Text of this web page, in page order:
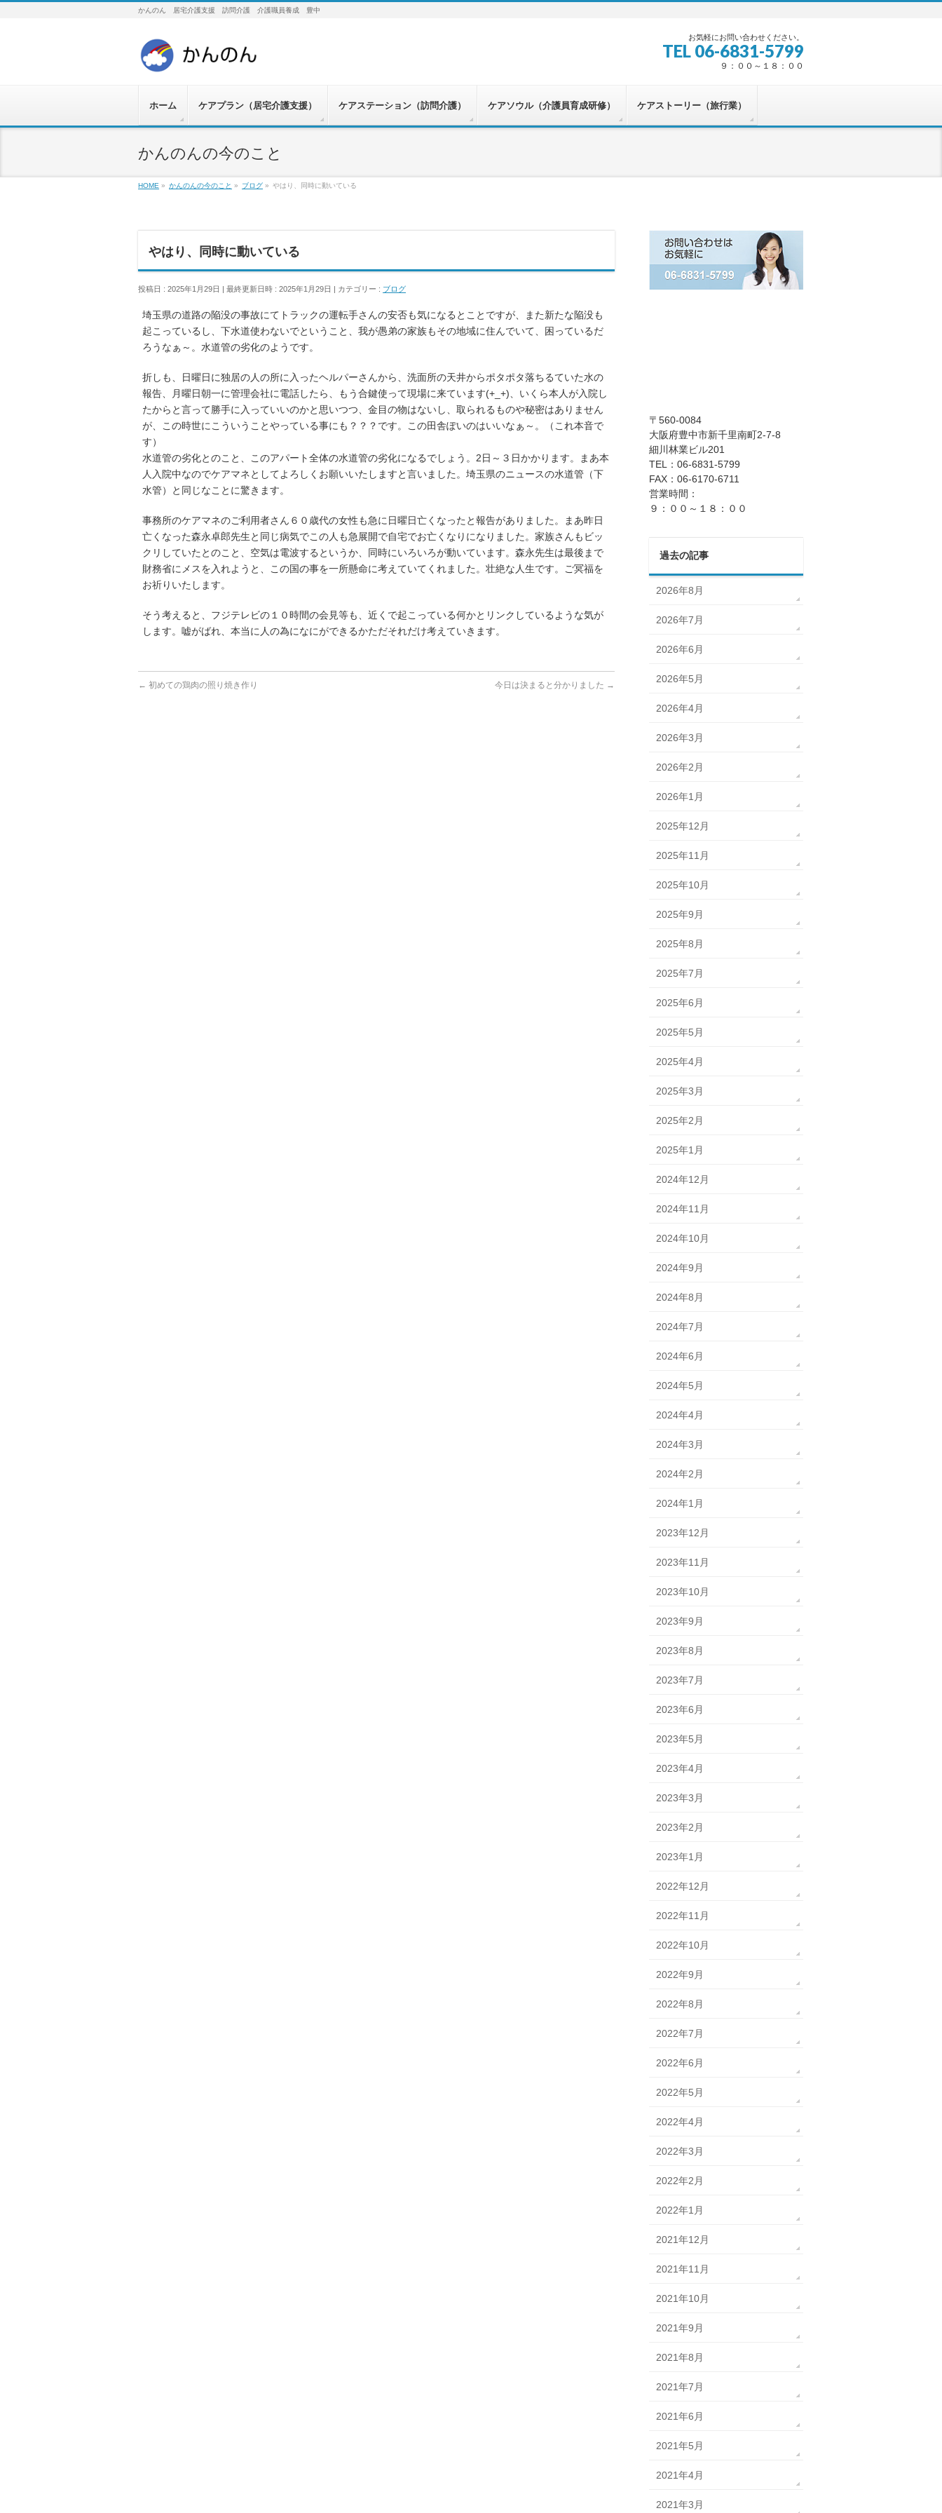
かんのん 居宅介護支援 訪問介護 介護職員養成 豊中
お気軽にお問い合わせください。
TEL 06-6831-5799
９：００～１８：００
ホーム ケアプラン（居宅介護支援） ケアステーション（訪問介護） ケアソウル（介護員育成研修） ケアストーリー（旅行業）
かんのんの今のこと
HOME » かんのんの今のこと » ブログ » やはり、同時に動いている
やはり、同時に動いている
投稿日 : 2025年1月29日 最終更新日時 : 2025年1月29日 カテゴリー : ブログ
埼玉県の道路の陥没の事故にてトラックの運転手さんの安否も気になるとことですが、また新たな陥没も
起こっているし、下水道使わないでということ、我が愚弟の家族もその地域に住んでいて、困っているだ
ろうなぁ～。水道管の劣化のようです。
折しも、日曜日に独居の人の所に入ったヘルパーさんから、洗面所の天井からポタポタ落ちるていた水の
報告、月曜日朝一に管理会社に電話したら、もう合鍵使って現場に来ています(+_+)、いくら本人が入院し
たからと言って勝手に入っていいのかと思いつつ、金目の物はないし、取られるものや秘密はありません
が、この時世にこういうことやっている事にも？？？です。この田舎ぽいのはいいなぁ～。（これ本音で
す）
水道管の劣化とのこと、このアパート全体の水道管の劣化になるでしょう。2日～３日かかります。まあ本
人入院中なのでケアマネとしてよろしくお願いいたしますと言いました。埼玉県のニュースの水道管（下
水管）と同じなことに驚きます。
事務所のケアマネのご利用者さん６０歳代の女性も急に日曜日亡くなったと報告がありました。まあ昨日
亡くなった森永卓郎先生と同じ病気でこの人も急展開で自宅でお亡くなりになりました。家族さんもビッ
クリしていたとのこと、空気は電波するというか、同時にいろいろが動いています。森永先生は最後まで
財務省にメスを入れようと、この国の事を一所懸命に考えていてくれました。壮絶な人生です。ご冥福を
お祈りいたします。
そう考えると、フジテレビの１０時間の会見等も、近くで起こっている何かとリンクしているような気が
します。嘘がばれ、本当に人の為になにができるかただそれだけ考えていきます。
← 初めての鶏肉の照り焼き作り 今日は決まると分かりました →
〒560-0084
大阪府豊中市新千里南町2-7-8
細川林業ビル201
TEL：06-6831-5799
FAX：06-6170-6711
営業時間：
９：００～１８：００
過去の記事
2026年8月
2026年7月
2026年6月
2026年5月
2026年4月
2026年3月
2026年2月
2026年1月
2025年12月
2025年11月
2025年10月
2025年9月
2025年8月
2025年7月
2025年6月
2025年5月
2025年4月
2025年3月
2025年2月
2025年1月
2024年12月
2024年11月
2024年10月
2024年9月
2024年8月
2024年7月
2024年6月
2024年5月
2024年4月
2024年3月
2024年2月
2024年1月
2023年12月
2023年11月
2023年10月
2023年9月
2023年8月
2023年7月
2023年6月
2023年5月
2023年4月
2023年3月
2023年2月
2023年1月
2022年12月
2022年11月
2022年10月
2022年9月
2022年8月
2022年7月
2022年6月
2022年5月
2022年4月
2022年3月
2022年2月
2022年1月
2021年12月
2021年11月
2021年10月
2021年9月
2021年8月
2021年7月
2021年6月
2021年5月
2021年4月
2021年3月